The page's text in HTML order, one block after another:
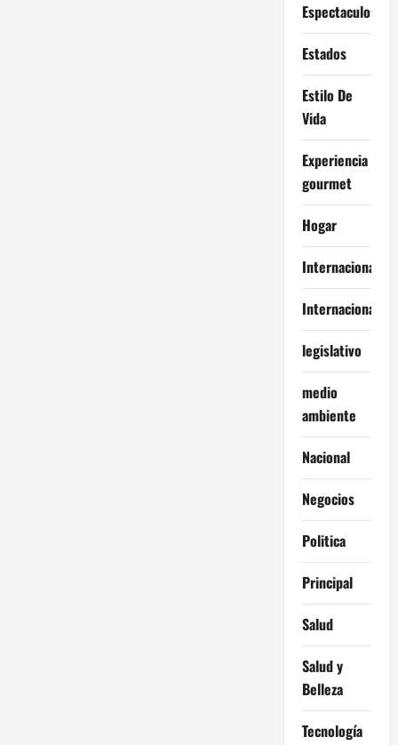
Espectaculos
Estados
Estilo De
Vida
Experiencia
gourmet
Hogar
Internacional
Internacionales
legislativo
medio
ambiente
Nacional
Negocios
Politica
Principal
Salud
Salud y
Belleza
Tecnología